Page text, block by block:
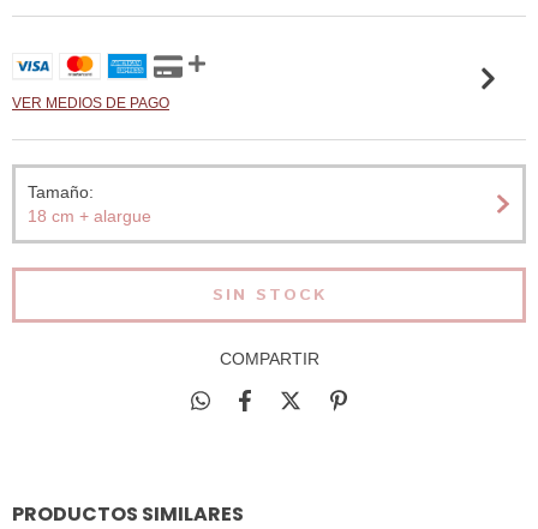
VER MEDIOS DE PAGO
Tamaño:
18 cm + alargue
COMPARTIR
PRODUCTOS SIMILARES